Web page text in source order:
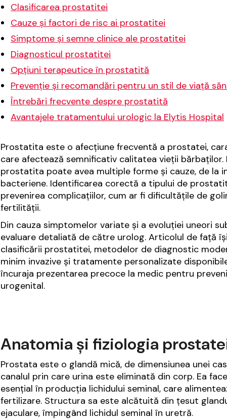
Clasificarea prostatitei
Cauze și factori de risc ai prostatitei
Simptome și semne clinice ale prostatitei
Diagnosticul prostatitei
Opțiuni terapeutice în prostatită
Prevenție și recomandări pentru un stil de viață
Întrebări frecvente despre prostatită
Avantajele tratamentului urologic la Elytis Hospital
Prostatita este o afecțiune frecventă a prostatei,
care afectează semnificativ calitatea vieții
prostatita poate avea multiple forme și cauze, de la
bacteriene. Identificarea corectă a tipului de
prevenirea complicațiilor, cum ar fi dificultățile de
fertilității.
Din cauza simptomelor variate și a evoluției uneori
evaluare detaliată de către urolog. Articolul de față
clasificării prostatitei, metodelor de diagnostic
minim invazive și tratamente personalizate
încuraja prezentarea precoce la medic pentru
urogenital.
Anatomia și fiziologia
Prostata este o glandă mică, de dimensiunea unei
canalul prin care urina este eliminată din corp. Ea
esențial în producția lichidului seminal, care
fertilizare. Structura sa este alcătuită din țesut
ejaculare, împingând lichidul seminal în uretră.